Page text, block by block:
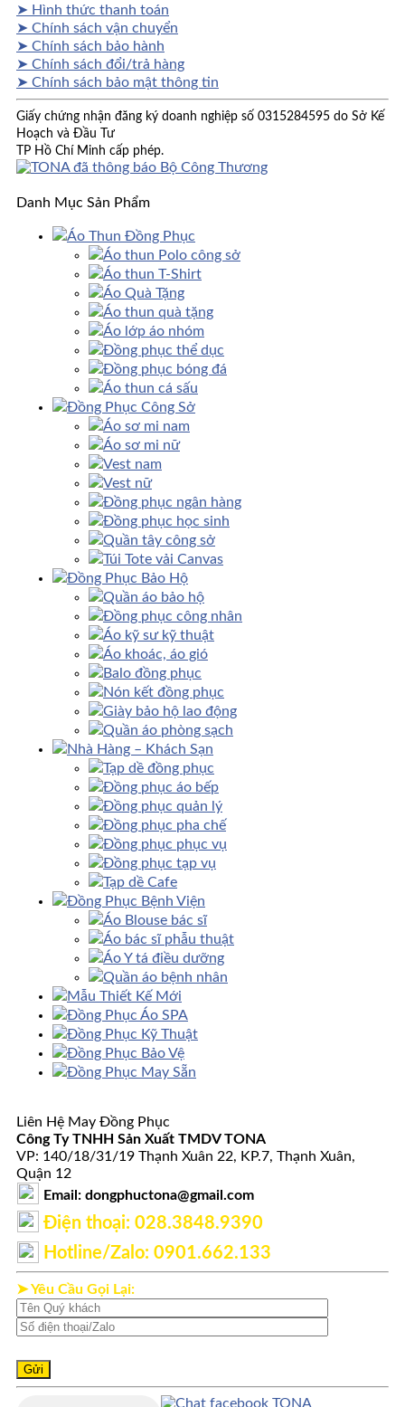
➤ Hình thức thanh toán
➤ Chính sách vận chuyển
➤ Chính sách bảo hành
➤ Chính sách đổi/trả hàng
➤ Chính sách bảo mật thông tin
Giấy chứng nhận đăng ký doanh nghiệp số 0315284595 do Sở Kế
Hoạch và Đầu Tư
TP Hồ Chí Minh cấp phép.
Danh Mục Sản Phẩm
Áo Thun Đồng Phục
Áo thun Polo công sở
Áo thun T-Shirt
Áo Quà Tặng
Áo thun quà tặng
Áo lớp áo nhóm
Đồng phục thể dục
Đồng phục bóng đá
Áo thun cá sấu
Đồng Phục Công Sở
Áo sơ mi nam
Áo sơ mi nữ
Vest nam
Vest nữ
Đồng phục ngân hàng
Đồng phục học sinh
Quần tây công sở
Túi Tote vải Canvas
Đồng Phục Bảo Hộ
Quần áo bảo hộ
Đồng phục công nhân
Áo kỹ sư kỹ thuật
Áo khoác, áo gió
Balo đồng phục
Nón kết đồng phục
Giày bảo hộ lao động
Quần áo phòng sạch
Nhà Hàng – Khách Sạn
Tạp dề đồng phục
Đồng phục áo bếp
Đồng phục quản lý
Đồng phục pha chế
Đồng phục phục vụ
Đồng phục tạp vụ
Tạp dề Cafe
Đồng Phục Bệnh Viện
Áo Blouse bác sĩ
Áo bác sĩ phẫu thuật
Áo Y tá điều dưỡng
Quần áo bệnh nhân
Mẫu Thiết Kế Mới
Đồng Phục Áo SPA
Đồng Phục Kỹ Thuật
Đồng Phục Bảo Vệ
Đồng Phục May Sẵn
Liên Hệ May Đồng Phục
Công Ty TNHH Sản Xuất TMDV TONA
VP: 140/18/31/19 Thạnh Xuân 22, KP.7, Thạnh Xuân,
Quận 12
Email: dongphuctona@gmail.com
Điện thoại: ‭028.3848.9390‬
Hotline/Zalo: 0901.662.133
➤ Yêu Cầu Gọi Lại: